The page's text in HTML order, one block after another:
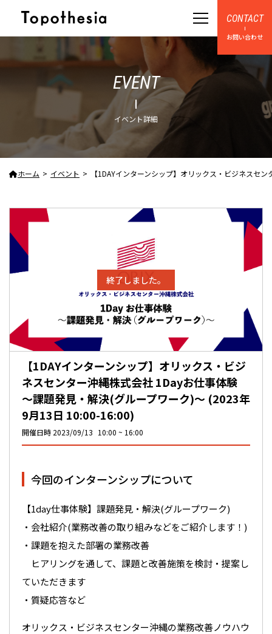
CONTACT
お問い合わせ
EVENT
イベント詳細
ホーム イベント 【1DAYインターンシップ】オリックス・ビジネスセ
終了しました。
【1DAYインターンシップ】オリックス・ビジ
ネスセンター沖縄株式会社 1Dayお仕事体験
～課題発見・解決(グループワーク)～ (2023年
9月13日 10:00-16:00)
開催日時 2023/09/13 10:00 16:00
今回のインターンシップについて
【1day仕事体験】課題発見・解決(グループワーク)
・会社紹介(業務改善の取り組みなどをご紹介します！)
・課題を抱えた部署の業務改善
ヒアリングを通して、課題と改善施策を検討・提案し
ていただきます
・質疑応答など
オリックス・ビジネスセンター沖縄の業務改善ノウハウ